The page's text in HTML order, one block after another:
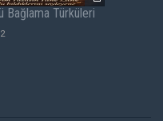
Bağlama Türküleri